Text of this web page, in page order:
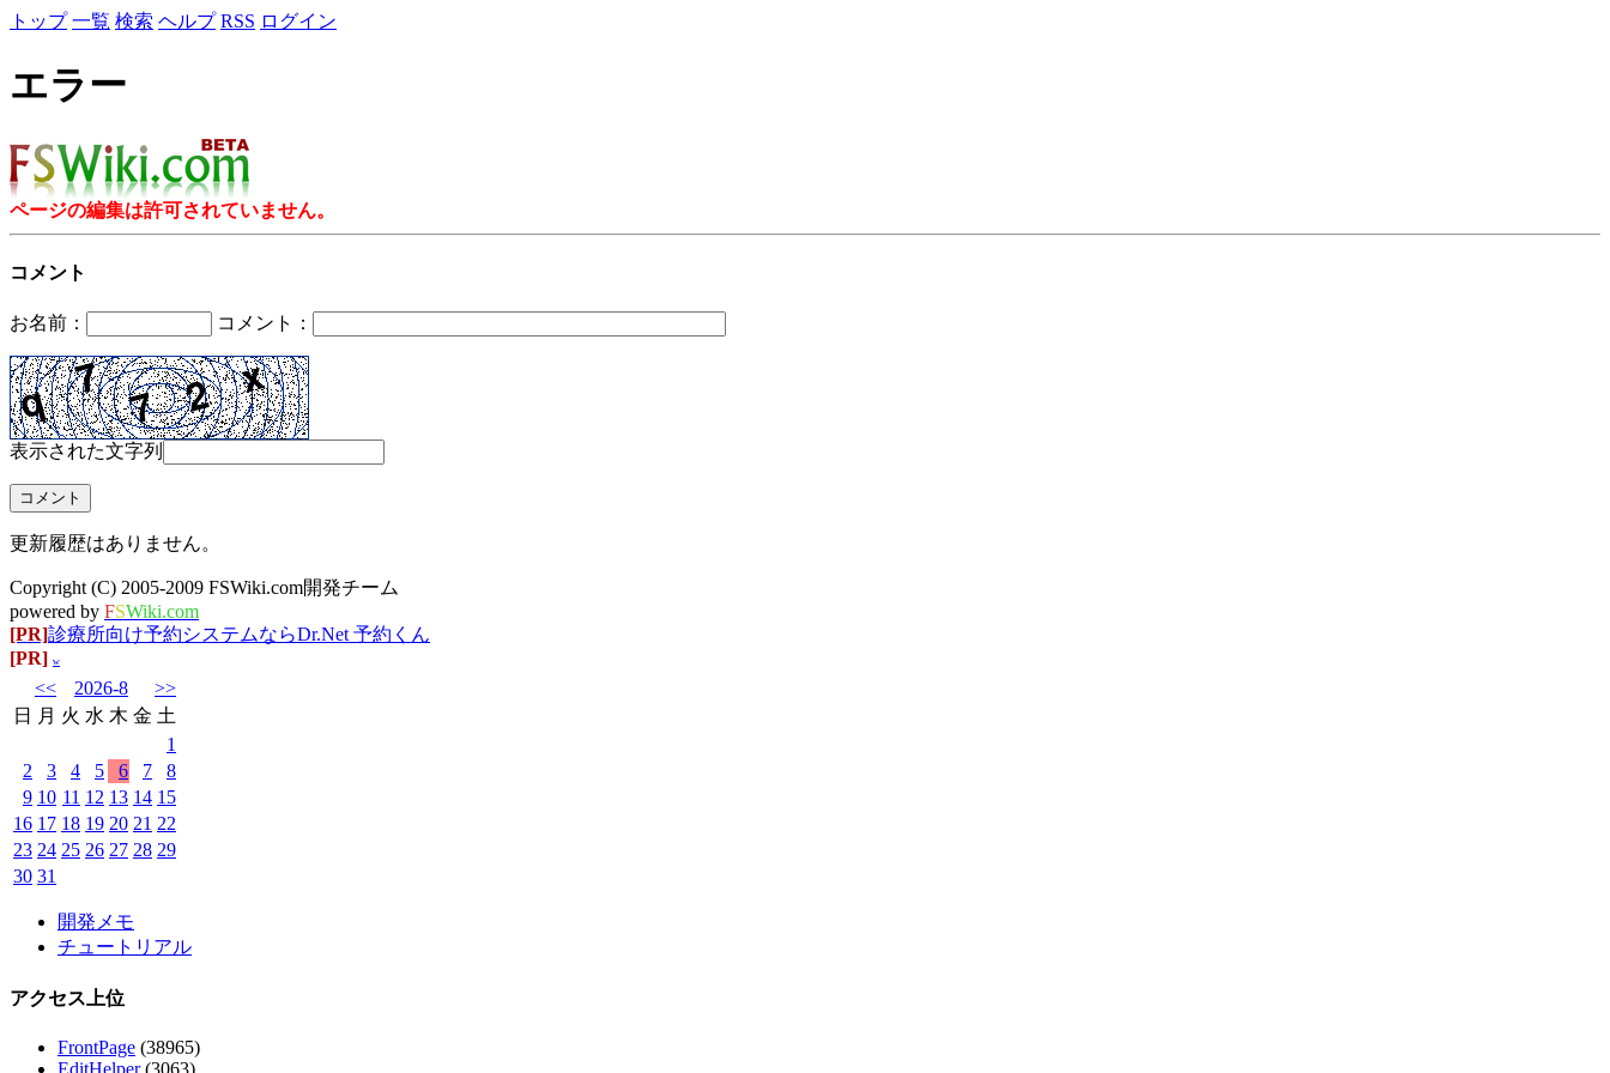
トップ 一覧 検索 ヘルプ RSS ログイン
エラー
ページの編集は許可されていません。
コメント
お名前： コメント：
表示された文字列
更新履歴はありません。
Copyright (C) 2005-2009 FSWiki.com開発チーム
powered by FSWiki.com
[PR]診療所向け予約システムならDr.Net 予約くん
[PR] w
<< 2026-8
>>
日 月 火 水 木 金 土
1
2
3 4 5 6 7
8
9 10 11 12 13 14 15
16 17 18 19 20 21 22
23 24 25 26 27 28 29
30 31
開発メモ
チュートリアル
アクセス上位
FrontPage (38965)
EditHelper(3063)